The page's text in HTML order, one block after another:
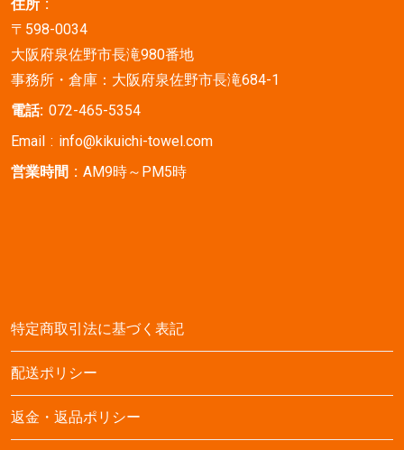
住所 :
〒598-0034
大阪府泉佐野市長滝980番地
事務所・倉庫：大阪府泉佐野市長滝684-1
電話: 072-465-5354
Email : info@kikuichi-towel.com
営業時間 : AM9時～PM5時
特定商取引法に基づく表記
配送ポリシー
返金・返品ポリシー